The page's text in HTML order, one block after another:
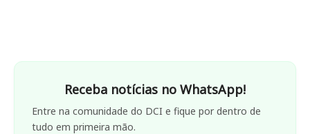
Receba notícias no WhatsApp!
Entre na comunidade do DCI e fique por dentro de
tudo em primeira mão.